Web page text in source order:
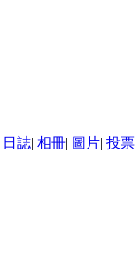
日誌| 相冊| 圖片| 投票|